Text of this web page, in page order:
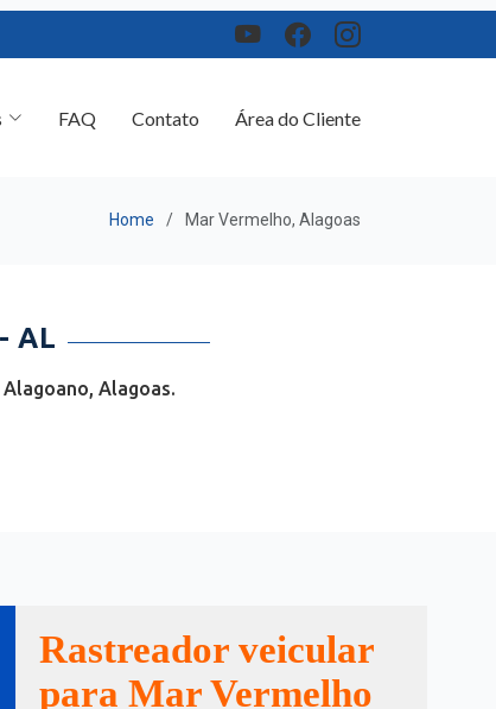
Área do Cliente
Home Mar Vermelho, Alagoas
AL
Alagoas.
Rastreador veicular
para Mar Vermelho